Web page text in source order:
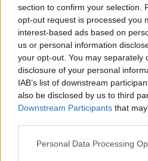
section to confirm your selection.
opt-out request is processed you
interest-based ads based on
us or personal information
your opt-out. You may separately
disclosure of your personal
IAB’s list of downstream
also be disclosed by us to third
Downstream Participants that
Personal Data Processing
geef mening
Aldara
25-05-2015 | Vrouw | 48
imiquimod
Huidkanker